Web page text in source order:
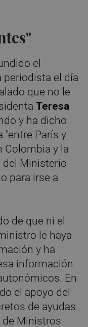
el
periodista el día
que no le
Teresa
y ha dicho
"entre París y
Colombia y la
del Ministerio
para irse a
de que ni el
le haya
y ha
información
En
el apoyo del
de ayudas
de Ministros